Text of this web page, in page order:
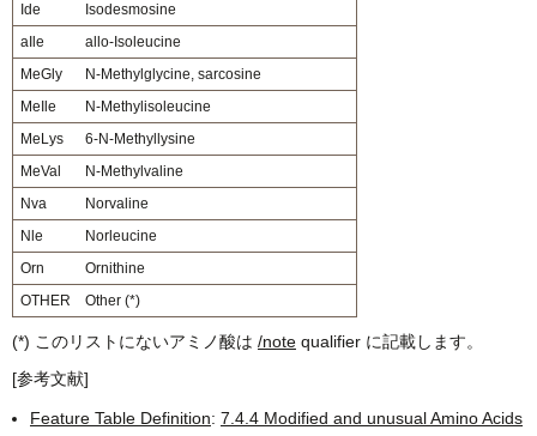
Ide
Isodesmosine
aIle
allo-Isoleucine
MeGly
N-Methylglycine, sarcosine
MeIle
N-Methylisoleucine
MeLys
6-N-Methyllysine
MeVal
N-Methylvaline
Nva
Norvaline
Nle
Norleucine
Orn
Ornithine
OTHER
Other (*)
(*) このリストにないアミノ酸は /note qualifier に記載します。
[参考文献]
Feature Table Definition: 7.4.4 Modified and unusual Amino Acids